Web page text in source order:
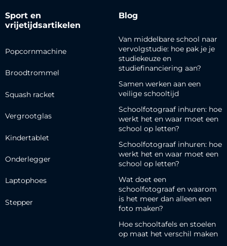
Sport en
vrijetijdsartikelen
Popcornmachine
Broodtrommel
Squash racket
Vergrootglas
Kindertablet
Onderlegger
Laptophoes
Stepper
Blog
Van middelbare school naar
vervolgstudie: hoe pak je je
studiekeuze en
studiefinanciering aan?
Samen werken aan een
veilige schooltijd
Schoolfotograaf inhuren: hoe
werkt het en waar moet een
school op letten?
Schoolfotograaf inhuren: hoe
werkt het en waar moet een
school op letten?
Wat doet een
schoolfotograaf en waarom
is het meer dan alleen een
foto maken?
Hoe schooltafels en stoelen
op maat het verschil maken